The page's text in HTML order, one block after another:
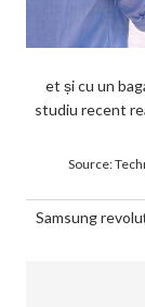
et și cu un
studiu recent
Source:
Samsung